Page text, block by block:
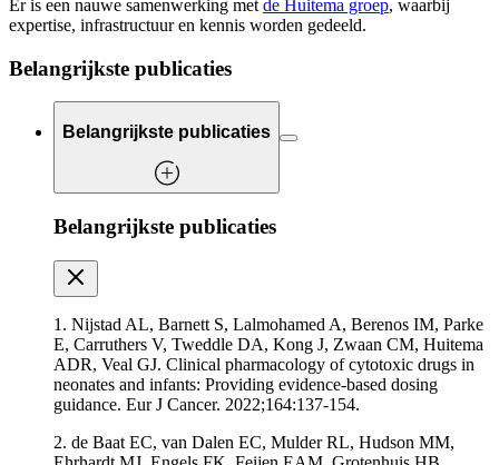
Er is een nauwe samenwerking met de Huitema groep, waarbij
expertise, infrastructuur en kennis worden gedeeld.
Belangrijkste publicaties
Belangrijkste publicaties
Belangrijkste publicaties
1. Nijstad AL, Barnett S, Lalmohamed A, Berenos IM, Parke
E, Carruthers V, Tweddle DA, Kong J, Zwaan CM, Huitema
ADR, Veal GJ. Clinical pharmacology of cytotoxic drugs in
neonates and infants: Providing evidence-based dosing
guidance. Eur J Cancer. 2022;164:137-154.
2. de Baat EC, van Dalen EC, Mulder RL, Hudson MM,